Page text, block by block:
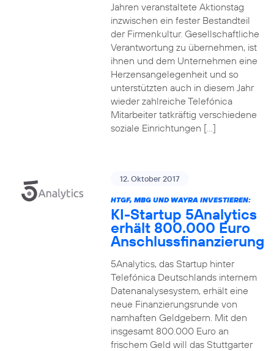
Jahren veranstaltete Aktionstag
inzwischen ein fester Bestandteil
der Firmenkultur. Gesellschaftliche
Verantwortung zu übernehmen, ist
ihnen und dem Unternehmen eine
Herzensangelegenheit und so
unterstützten auch in diesem Jahr
wieder zahlreiche Telefónica
Mitarbeiter tatkräftig verschiedene
soziale Einrichtungen […]
12. Oktober 2017
HTGF, MBG UND WAYRA INVESTIEREN:
KI-Startup 5Analytics
erhält 800.000 Euro
Anschlussfinanzierung
5Analytics, das Startup hinter
Telefónica Deutschlands internem
Datenanalysesystem, erhält eine
neue Finanzierungsrunde von
namhaften Geldgebern. Mit den
insgesamt 800.000 Euro an
frischem Geld will das Stuttgarter